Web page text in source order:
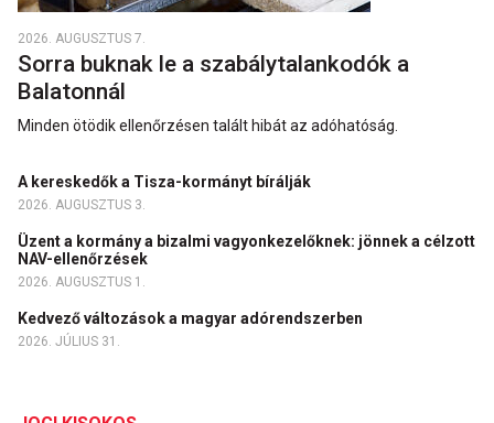
2026. AUGUSZTUS 7.
Sorra buknak le a szabálytalankodók a
Balatonnál
Minden ötödik ellenőrzésen talált hibát az adóhatóság.
A kereskedők a Tisza-kormányt bírálják
2026. AUGUSZTUS 3.
Üzent a kormány a bizalmi vagyonkezelőknek: jönnek a célzott
NAV-ellenőrzések
2026. AUGUSZTUS 1.
Kedvező változások a magyar adórendszerben
2026. JÚLIUS 31.